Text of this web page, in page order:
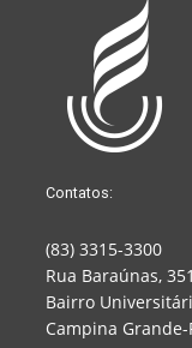
Contatos:
(83) 3315-3300
Rua Baraúnas, 351
Bairro
Campina Grande-